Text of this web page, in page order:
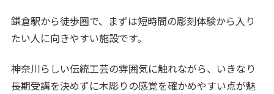
鎌倉駅から徒歩圏で、まずは短時間の彫刻体験から入り
たい人に向きやすい施設です。
神奈川らしい伝統工芸の雰囲気に触れながら、いきなり
長期受講を決めずに木彫りの感覚を確かめやすい点が魅